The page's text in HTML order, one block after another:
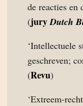
de reacties en
(juryDutch
‘Intellectuele
geschreven;
(Revu)
‘Extreem-